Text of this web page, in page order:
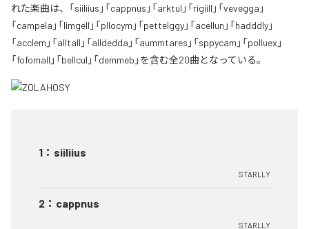
れた楽曲は、「siiliius」「cappnus」「arktul」「rigiill」「vevegga」
「campela」「limgell」「pllocym」「pettelggy」「acellun」「hadddly」
「acclem」「alltall」「alldedda」「aummtares」「sppycam」「polluex」
「fofomall」「bellcul」「demmeb」を含む全20曲となっている。
1 ： siiliius
STARLLY
2 ： cappnus
STARLLY